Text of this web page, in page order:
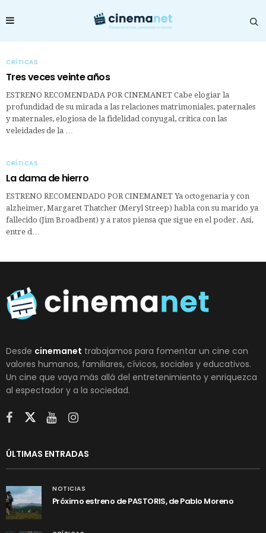
CRÍTICAS
Tres veces veinte años
ESTRENO RECOMENDADA POR CINEMANET Cabe elogiar la
profundidad de su mirada a las relaciones matrimoniales, paternales
y maternales, elogiosa de la fidelidad conyugal, crítica con las
veleidades de la …
CRÍTICAS
La dama de hierro
ESTRENO RECOMENDADO POR CINEMANET Ya octogenaria y con
alzheimer, Margaret Thatcher (Meryl Streep) habla con su marido ya
fallecido (Jim Broadbent) y a ratos piensa que sigue en el poder. Así,
entre d…
Desde cinemanet trabajamos para fomentar un cine con
valores humanos, familiares, cívicos, sociales y educativos.
Un cine que vaya más allá del entretenimiento y enriquezca
al espectador y a la sociedad.
ÚLTIMAS ENTRADAS
NOTICIAS
Próximo estreno de PASTORIS, de Pablo Moreno